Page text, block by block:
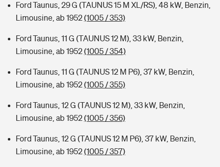
Ford Taunus, 29 G (TAUNUS 15 M XL/RS), 48 kW, Benzin,
Limousine, ab 1952(1005 / 353)
Ford Taunus, 11 G (TAUNUS 12 M), 33 kW, Benzin,
Limousine, ab 1952(1005 / 354)
Ford Taunus, 11 G (TAUNUS 12 M P6), 37 kW, Benzin,
Limousine, ab 1952(1005 / 355)
Ford Taunus, 12 G (TAUNUS 12 M), 33 kW, Benzin,
Limousine, ab 1952(1005 / 356)
Ford Taunus, 12 G (TAUNUS 12 M P6), 37 kW, Benzin,
Limousine, ab 1952(1005 / 357)